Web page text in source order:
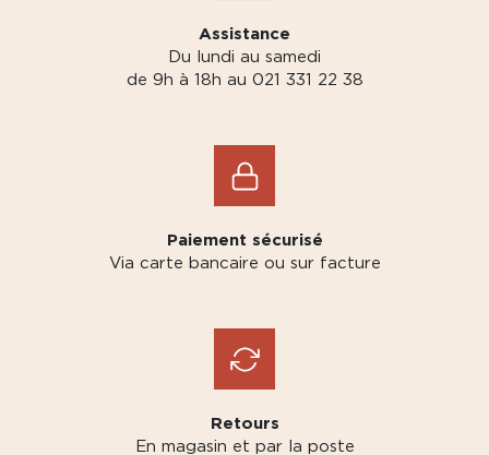
Assistance
Du lundi au samedi
de 9h à 18h au 021 331 22 38
Paiement sécurisé
Via carte bancaire ou sur facture
Retours
En magasin et par la poste